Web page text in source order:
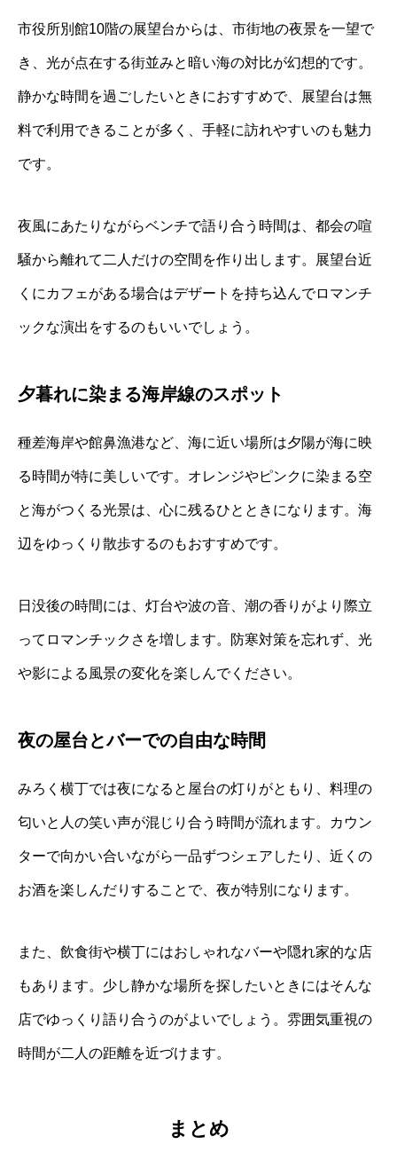
市役所別館10階の展望台からは、市街地の夜景を一望で
き、光が点在する街並みと暗い海の対比が幻想的です。
静かな時間を過ごしたいときにおすすめで、展望台は無
料で利用できることが多く、手軽に訪れやすいのも魅力
です。
夜風にあたりながらベンチで語り合う時間は、都会の喧
騒から離れて二人だけの空間を作り出します。展望台近
くにカフェがある場合はデザートを持ち込んでロマンチ
ックな演出をするのもいいでしょう。
夕暮れに染まる海岸線のスポット
種差海岸や館鼻漁港など、海に近い場所は夕陽が海に映
る時間が特に美しいです。オレンジやピンクに染まる空
と海がつくる光景は、心に残るひとときになります。海
辺をゆっくり散歩するのもおすすめです。
日没後の時間には、灯台や波の音、潮の香りがより際立
ってロマンチックさを増します。防寒対策を忘れず、光
や影による風景の変化を楽しんでください。
夜の屋台とバーでの自由な時間
みろく横丁では夜になると屋台の灯りがともり、料理の
匂いと人の笑い声が混じり合う時間が流れます。カウン
ターで向かい合いながら一品ずつシェアしたり、近くの
お酒を楽しんだりすることで、夜が特別になります。
また、飲食街や横丁にはおしゃれなバーや隠れ家的な店
もあります。少し静かな場所を探したいときにはそんな
店でゆっくり語り合うのがよいでしょう。雰囲気重視の
時間が二人の距離を近づけます。
まとめ